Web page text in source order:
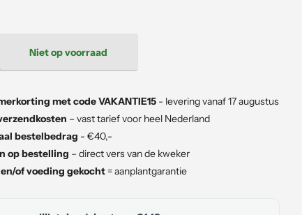
Niet op voorraad
met code VAKANTIE15 - levering vanaf 17 augustus
– vast tarief voor heel Nederland
bestelbedrag - €40,-
op bestelling – direct vers van de kweker
of voeding gekocht= aanplantgarantie